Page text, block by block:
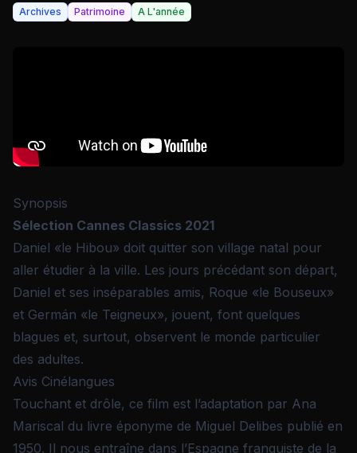
Archives Patrimoine A L'année
Synopsis
Sélection Cannes Classics 2021
Daniel «le Hibou» doit quitter son village natal pour
aller étudier à la ville. Les jours précédant son départ,
Daniel et ses inséparables amis, Roque «le Bouseux»
et Germán «le Teigneux», jouent, font quelques
blagues et, surtout, observent le monde particulier
des adultes.
Avis Cinélangues
Touchant et drôle, ce film est l’adaptation par Ana
Mariscal du livre éponyme de Miguel Delibes publié en
1950. Il nous entraîne dans l’Espagne franquiste de la